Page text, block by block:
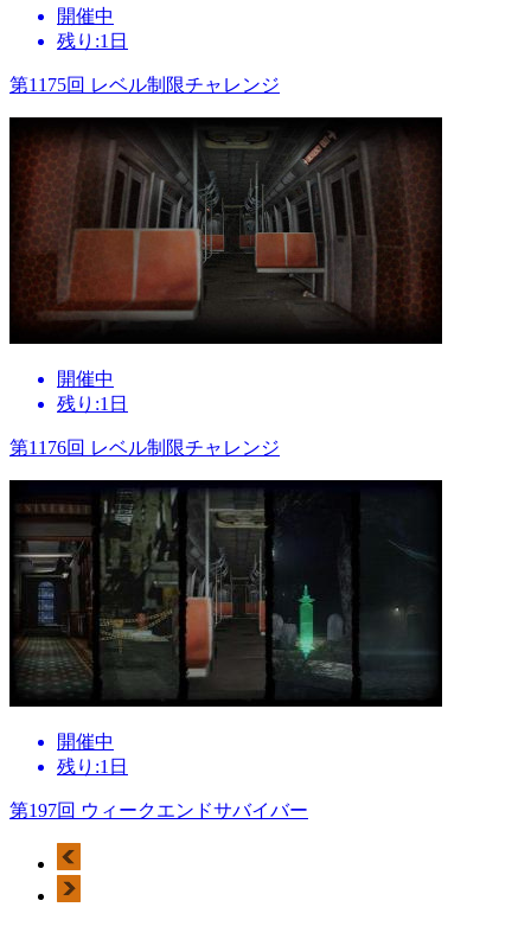
開催中
残り:1日
第1175回 レベル制限チャレンジ
開催中
残り:1日
第1176回 レベル制限チャレンジ
開催中
残り:1日
第197回 ウィークエンドサバイバー